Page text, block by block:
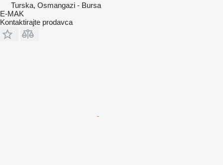
Turska, Osmangazi - Bursa
E-MAK
Kontaktirajte prodavca